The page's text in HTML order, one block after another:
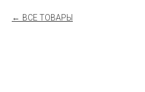
ВСЕ ТОВАРЫ